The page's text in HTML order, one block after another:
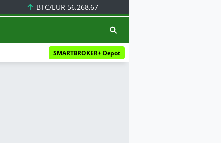
BTC/EUR 56.268,67
SMARTBROKER+ Depot